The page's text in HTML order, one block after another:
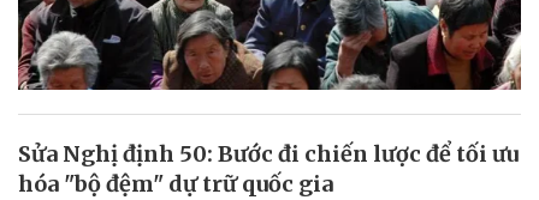
Sửa Nghị định 50: Bước đi chiến lược để tối ưu
hóa "bộ đệm" dự trữ quốc gia